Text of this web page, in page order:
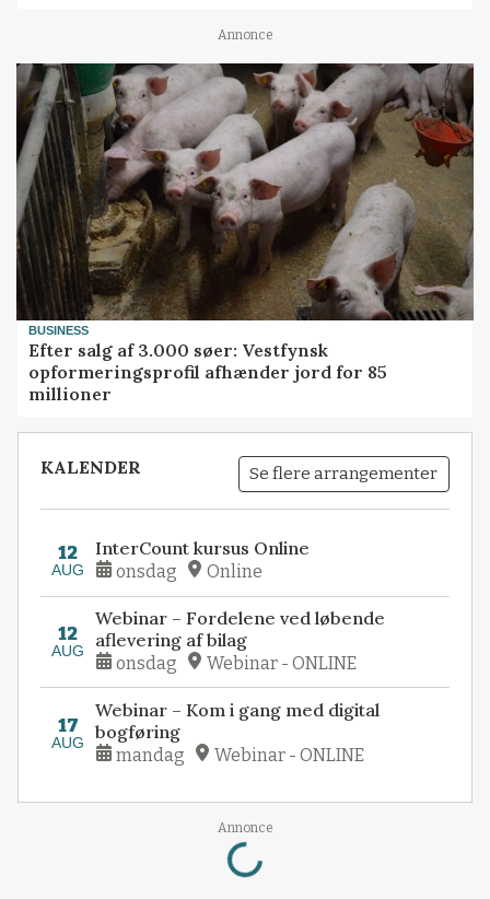
Annonce
BUSINESS
Efter salg af 3.000 søer: Vestfynsk
opformeringsprofil afhænder jord for 85
millioner
KALENDER Se flere arrangementer
12
AUG
InterCount kursus Online
onsdag Online
12
AUG
Webinar – Fordelene ved løbende
aflevering af bilag
onsdag Webinar - ONLINE
17
AUG
Webinar – Kom i gang med digital
bogføring
mandag Webinar - ONLINE
Annonce
Loading...